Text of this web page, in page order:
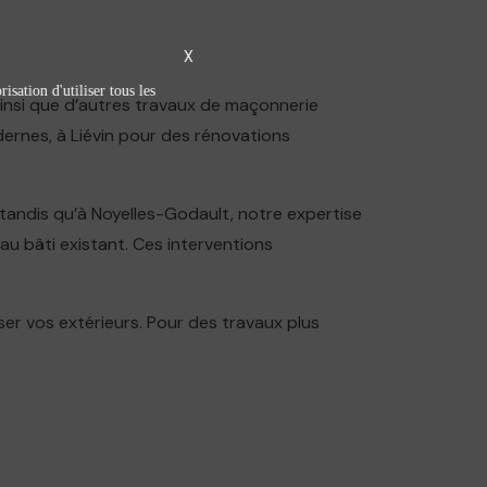
que d’autres travaux de maçonnerie
à Liévin pour des rénovations
qu’à Noyelles-Godault, notre expertise
bâti existant. Ces interventions
vos extérieurs. Pour des travaux plus
X
d'utiliser tous les